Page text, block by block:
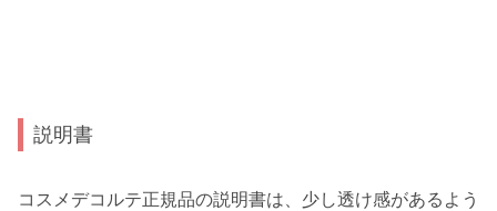
説明書
コスメデコルテ正規品の説明書は、少し透け感があるよう